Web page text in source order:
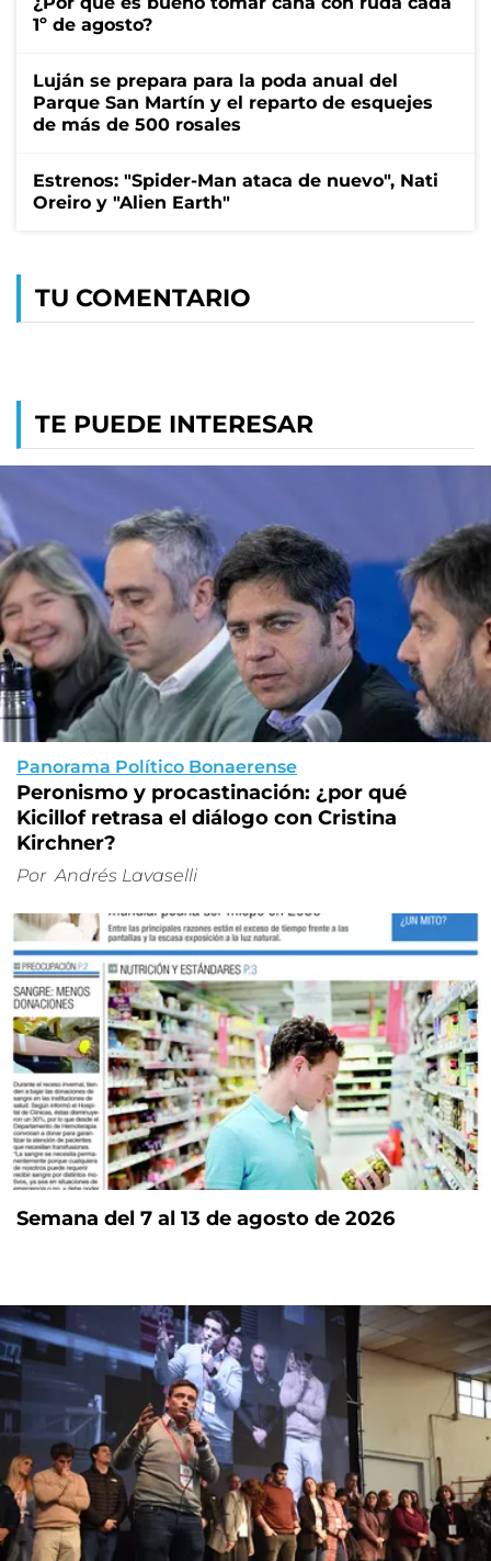
1º de agosto?
Luján se prepara para la poda anual del
Parque San Martín y el reparto de esquejes
de más de 500 rosales
Estrenos: "Spider-Man ataca de nuevo", Nati
Oreiro y "Alien Earth"
TU COMENTARIO
TE PUEDE INTERESAR
Panorama Político Bonaerense
Peronismo y procastinación: ¿por qué
Kicillof retrasa el diálogo con Cristina
Kirchner?
Por Andrés Lavaselli
Semana del 7 al 13 de agosto de 2026